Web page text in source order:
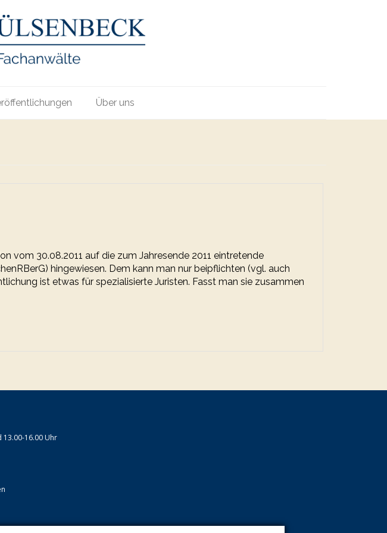
Über uns
vom 30.08.2011 auf die zum Jahresende 2011 eintretende
hingewiesen. Dem kann man nur beipflichten (vgl. auch
ist etwas für spezialisierte Juristen. Fasst man sie zusammen
13.00-16.00 Uhr